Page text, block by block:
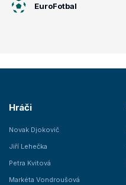
EuroFotbal
Hráči
Novak Djokovič
Jiří Lehečka
Petra Kvitová
Markéta Vondroušová